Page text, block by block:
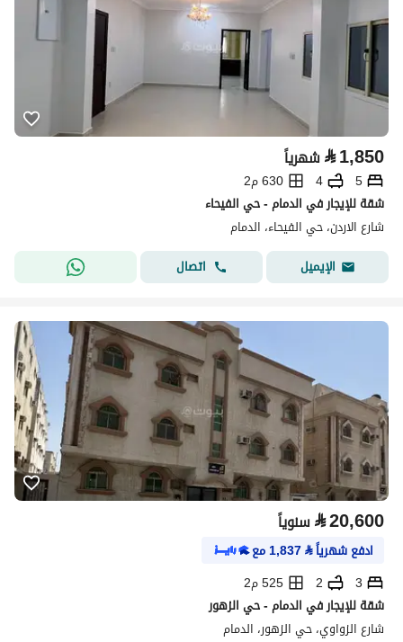
⃁1,850 شهرياً
5
4
630 م2
شقة للإيجار في الدمام - حي الفيحاء
شارع الاردن، حي الفيحاء، الدمام
الإيميل
اتصال
⃁20,600 سنوياً
ادفع شهرياً⃁
1,837مع
3
2
525 م2
شقة للإيجار في الدمام - حي الزهور
شارع الزواوي، حي الزهور، الدمام